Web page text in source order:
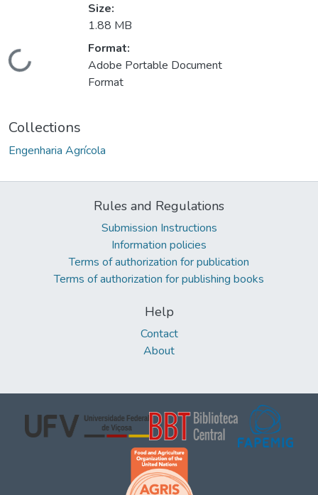
Size:
1.88 MB
Format:
Adobe Portable Document
Format
Collections
Engenharia Agrícola
Rules and Regulations
Submission Instructions
Information policies
Terms of authorization for publication
Terms of authorization for publishing books
Help
Contact
About